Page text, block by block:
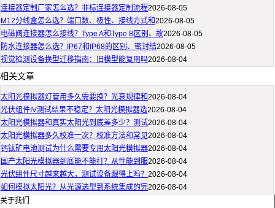
连接器定制厂家怎么选？非标连接器定制流程2026-08-05
M12分线盒怎么选？端口数、极性、接线方式和2026-08-05
电磁阀连接器怎么接线？Type A和Type B区别、故2026-08-05
防水连接器怎么选？IP67和IP68的区别、密封结2026-08-05
视觉检测设备换型迁移指南：旧模型能复用吗2026-08-04
相关文章
太阳光模拟器灯管用多久需要换？光衰规律和2026-08-04
光伏组件IV测试结果不稳定？太阳光模拟器选2026-08-04
太阳光模拟器和真实太阳光到底差多少？测试2026-08-04
太阳光模拟器多久校准一次？校准方法和常见2026-08-04
钙钛矿电池测试为什么需要专用太阳光模拟器2026-08-04
国产太阳光模拟器到底能不能打？从性能到服2026-08-04
光伏组件尺寸越来越大，测试设备跟得上吗？ 2026-08-04
如何模拟太阳光？从光源选型到系统集成的完2026-08-04
关于我们